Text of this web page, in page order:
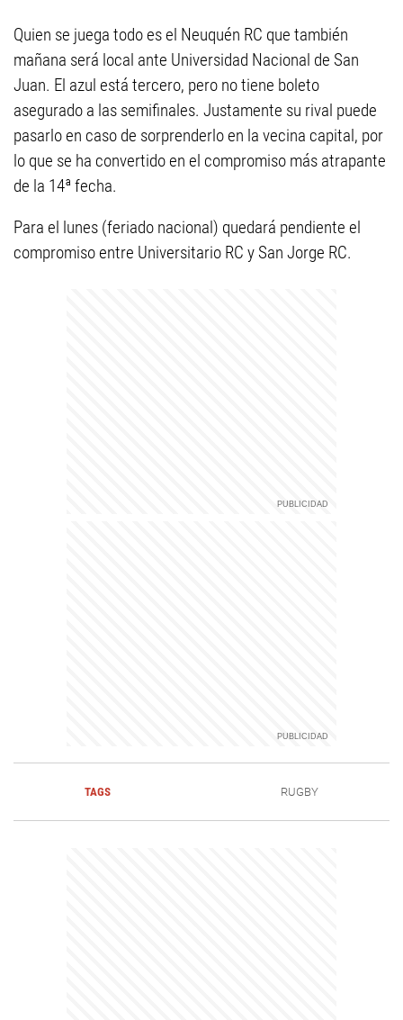
Quien se juega todo es el Neuquén RC que también
mañana será local ante Universidad Nacional de San
Juan. El azul está tercero, pero no tiene boleto
asegurado a las semifinales. Justamente su rival puede
pasarlo en caso de sorprenderlo en la vecina capital, por
lo que se ha convertido en el compromiso más atrapante
de la 14ª fecha.
Para el lunes (feriado nacional) quedará pendiente el
compromiso entre Universitario RC y San Jorge RC.
TAGS RUGBY